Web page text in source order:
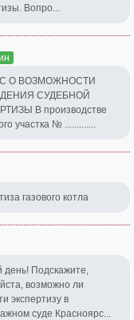
Вопро...
О ВОЗМОЖНОСТИ
СУДЕБНОЙ
В производстве
участка № .............
газового котла
день! Подскажите,
возможно ли
экспертизу в
суде Красноярс...